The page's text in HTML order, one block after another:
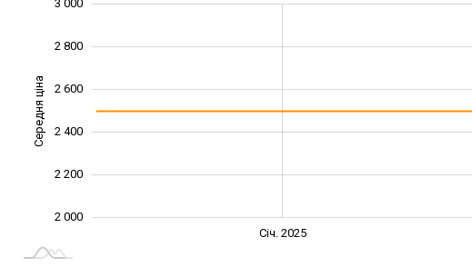
Середня ціна
2 000
2 200
2 400
2 600
2 800
3 000
Січ. 2025